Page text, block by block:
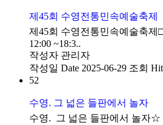
제45회 수영전통민속예술축제
제45회 수영전통민속예술축
12:00 ~18:3..
작성자 관리자
작성일 Date 2025-06-29 조회
52
수영. 그 넓은 들판에서 놀자
수영. 그 넓은 들판에서 놀자☆